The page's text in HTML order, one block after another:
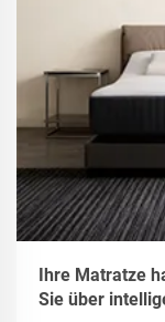
Ihre Matratze
Sie über